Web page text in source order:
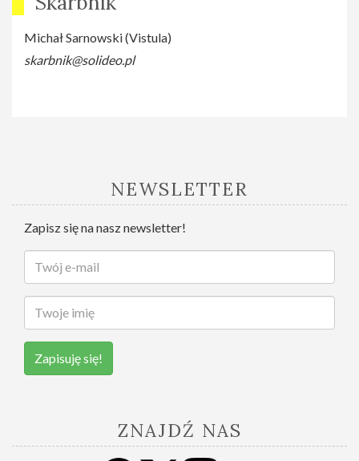
Michał Sarnowski (Vistula)
skarbnik@solideo.pl
NEWSLETTER
Zapisz się na nasz newsletter!
Zapisuję się!
ZNAJDŹ NAS